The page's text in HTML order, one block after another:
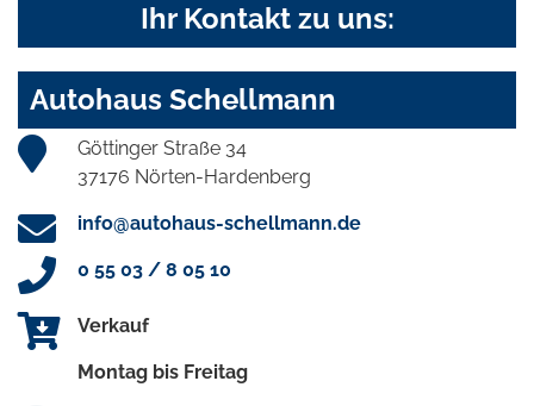
Ihr Kontakt zu uns:
Autohaus Schellmann
Göttinger Straße 34
37176 Nörten-Hardenberg
info@autohaus-schellmann.de
0 55 03 / 8 05 10
Verkauf
Montag bis Freitag